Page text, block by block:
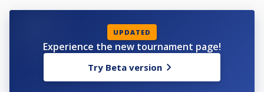
UPDATED
Experience the new tournament page!
Try Beta version